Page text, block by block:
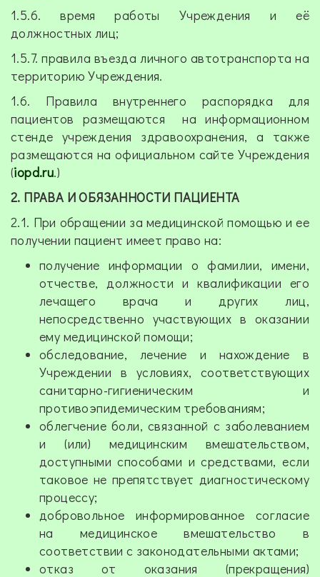
1.5.6. время работы Учреждения и её
должностных лиц;
1.5.7. правила въезда личного автотранспорта на
территорию Учреждения.
1.6. Правила внутреннего распорядка для
пациентов размещаются на информационном
стенде учреждения здравоохранения, а также
размещаются на официальном сайте Учреждения
(iopd.ru.)
2. ПРАВА И ОБЯЗАННОСТИ ПАЦИЕНТА
2.1. При обращении за медицинской помощью и ее
получении пациент имеет право на:
получение информации о фамилии, имени,
отчестве, должности и квалификации его
лечащего врача и других лиц,
непосредственно участвующих в оказании
ему медицинской помощи;
обследование, лечение и нахождение в
Учреждении в условиях, соответствующих
санитарно-гигиеническим и
противоэпидемическим требованиям;
облегчение боли, связанной с заболеванием
и (или) медицинским вмешательством,
доступными способами и средствами, если
таковое не препятствует диагностическому
процессу;
добровольное информированное согласие
на медицинское вмешательство в
соответствии с законодательными актами;
отказ от оказания (прекращения)